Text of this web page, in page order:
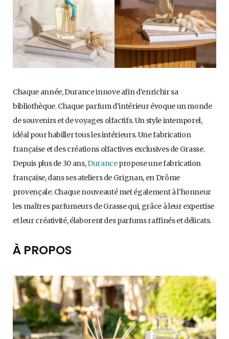
Chaque année, Durance innove afin d’enrichir sa
bibliothèque. Chaque parfum d’intérieur évoque un monde
de souvenirs et de voyages olfactifs. Un style intemporel,
idéal pour habiller tous les intérieurs. Une fabrication
française et des créations olfactives exclusives de Grasse.
Depuis plus de 30 ans,Durancepropose une fabrication
française, dans ses ateliers de Grignan, en Drôme
provençale. Chaque nouveauté met également à l’honneur
les maîtres parfumeurs de Grasse qui, grâce à leur expertise
et leur créativité, élaborent des parfums raffinés et délicats.
À PROPOS